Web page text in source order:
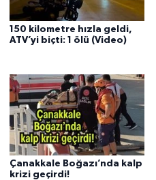
150 kilometre hızla geldi,
ATV’yi biçti: 1 ölü (Video)
Çanakkale Boğazı’nda kalp
krizi geçirdi!